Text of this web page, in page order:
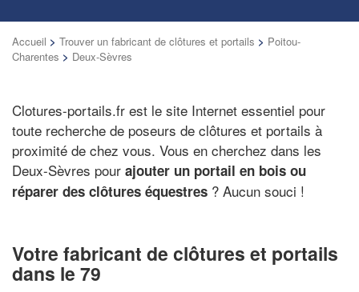
Accueil > Trouver un fabricant de clôtures et portails > Poitou-
Charentes > Deux-Sèvres
Clotures-portails.fr est le site Internet essentiel pour
toute recherche de poseurs de clôtures et portails à
proximité de chez vous. Vous en cherchez dans les
Deux-Sèvres pour ajouter un portail en bois ou
réparer des clôtures équestres ? Aucun souci !
Votre fabricant de clôtures et portails
dans le 79